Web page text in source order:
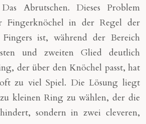
Abrutschen. Dieses Problem
in der Regel der
ist, während der Bereich
und zweiten Glied deutlich
der über den Knöchel passt, hat
zu viel Spiel. Die Lösung liegt
kleinen Ring zu wählen, der die
sondern in zwei cleveren,